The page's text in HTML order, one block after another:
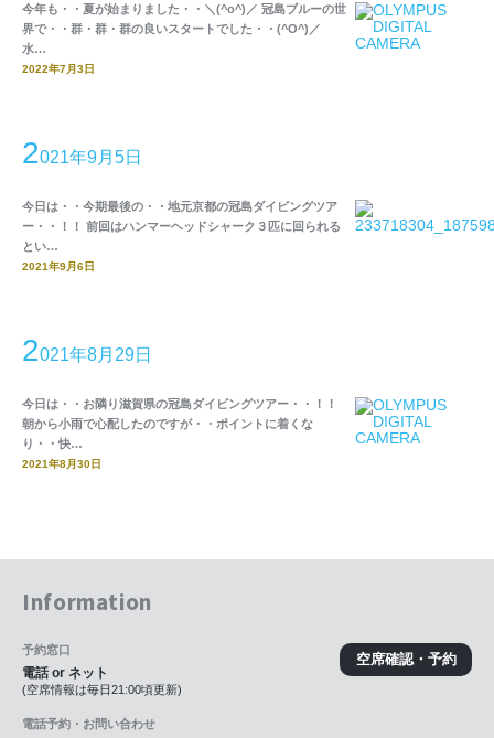
今年も・・夏が始まりました・・＼(^o^)／ 冠島ブルーの世
界で・・群・群・群の良いスタートでした・・(^O^)／
水…
2022年7月3日
2021年9月5日
今日は・・今期最後の・・地元京都の冠島ダイビングツア
ー・・！！ 前回はハンマーヘッドシャーク３匹に回られる
とい…
2021年9月6日
2021年8月29日
今日は・・お隣り滋賀県の冠島ダイビングツアー・・！！
朝から小雨で心配したのですが・・ポイントに着くな
り・・快…
2021年8月30日
Information
空席確認・予約
予約窓口
電話 or ネット
(空席情報は毎日21:00頃更新)
電話予約・お問い合わせ